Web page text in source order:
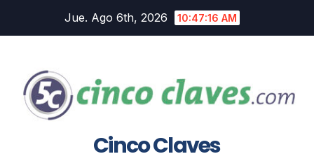
Jue. Ago 6th, 2026 10:47:17 AM
Cinco Claves